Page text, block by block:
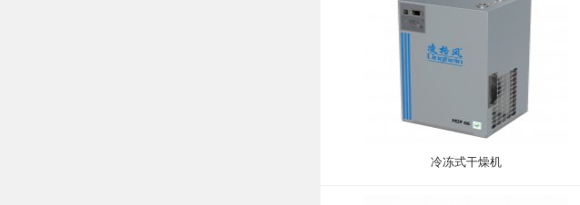
冷冻式干燥机